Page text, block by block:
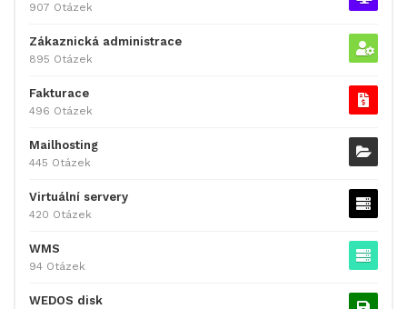
907 Otázek
Zákaznická administrace
895 Otázek
Fakturace
496 Otázek
Mailhosting
445 Otázek
Virtuální servery
420 Otázek
WMS
94 Otázek
WEDOS disk